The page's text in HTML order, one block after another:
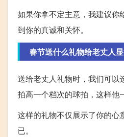
如果你拿不定主意，我建议你
到你的真诚和关怀。
春节送什么礼物给老丈人
送给老丈人礼物时，我们可以
拍高一个档次的球拍，这样他
这样的礼物不仅展示了你的心
已。